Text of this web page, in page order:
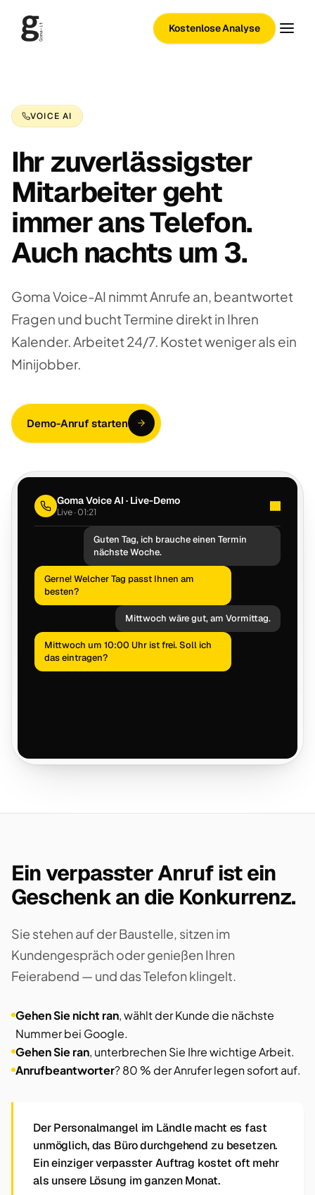
Kostenlose Analyse
VOICE AI
Ihr zuverlässigster
Mitarbeiter geht
immer ans Telefon.
Auch nachts um 3.
Goma Voice-AI nimmt Anrufe an, beantwortet
Fragen und bucht Termine direkt in Ihren
Kalender. Arbeitet 24/7. Kostet weniger als ein
Minijobber.
Demo-Anruf starten
Goma Voice AI · Live-Demo
Live · 02:28
Guten Tag, ich brauche einen Termin
nächste Woche.
Gerne! Welcher Tag passt Ihnen am
besten?
Mittwoch wäre gut, am Vormittag.
Mittwoch um 10:00 Uhr ist frei. Soll ich
das eintragen?
Ein verpasster Anruf ist ein
Geschenk an die Konkurrenz.
Sie stehen auf der Baustelle, sitzen im
Kundengespräch oder genießen Ihren
Feierabend — und das Telefon klingelt.
Gehen Sie nicht ran, wählt der Kunde die nächste
Nummer bei Google.
Gehen Sie ran, unterbrechen Sie Ihre wichtige Arbeit.
Anrufbeantworter? 80 % der Anrufer legen sofort auf.
Der Personalmangel im Ländle macht es fast
unmöglich, das Büro durchgehend zu besetzen.
Ein einziger verpasster Auftrag kostet oft mehr
als unsere Lösung im ganzen Monat.